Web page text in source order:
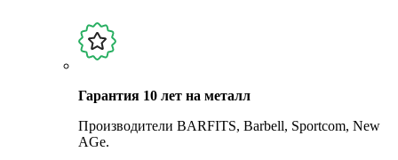
Гарантия 10 лет на металл
Производители BARFITS, Barbell, Sportcom, New
AGe.